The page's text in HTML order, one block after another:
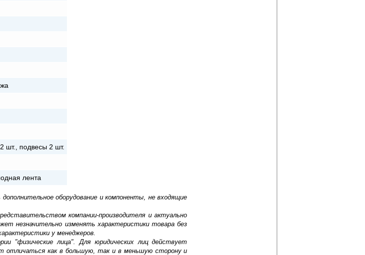
шт., подвесы 2 шт.
лента
оборудование и компоненты, не входящие
компании-производителя и актуально
незначительно изменять характеристики товара без
у менеджеров.
"физические лица". Для юридических лиц действует
отличаться как в большую, так и в меньшую сторону и